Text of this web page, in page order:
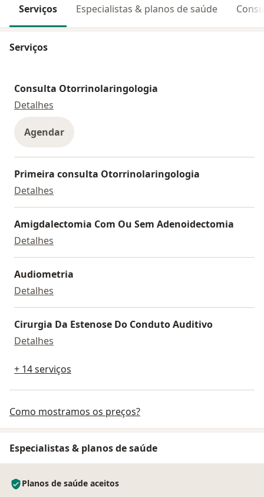
Serviços Especialistas & planos de saúde
Serviços
Consulta Otorrinolaringologia
Detalhes
Agendar
Primeira consulta Otorrinolaringologia
Detalhes
Amigdalectomia Com Ou Sem Adenoidectomia
Detalhes
Audiometria
Detalhes
Cirurgia Da Estenose Do Conduto Auditivo
Detalhes
+ 14 serviços
Como mostramos os preços?
Especialistas & planos de saúde
Planos de saúde aceitos